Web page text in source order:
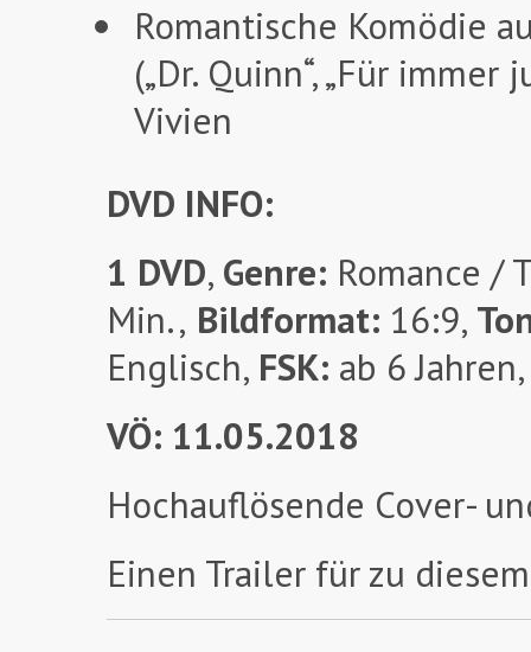
Romantische Komödie
(„Dr. Quinn“, „Für
Vivien
DVD INFO:
1 DVD, Genre: Romance /
Min., Bildformat: 16:9,
Englisch, FSK: ab 6
VÖ: 11.05.2018
Hochauflösende Cover-
Einen Trailer für zu